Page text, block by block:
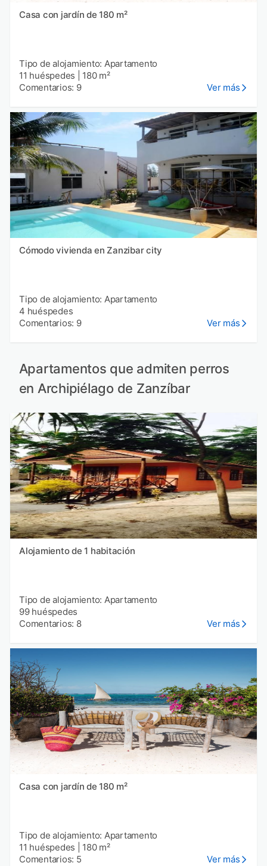
Casa con jardín de 180 m²
Tipo de alojamiento: Apartamento
11 huéspedes
180 m²
Comentarios: 9
Ver más
Cómodo vivienda en Zanzibar city
Tipo de alojamiento: Apartamento
4 huéspedes
Comentarios: 9
Ver más
Apartamentos que admiten perros
en Archipiélago de Zanzíbar
Alojamiento de 1 habitación
Tipo de alojamiento: Apartamento
99 huéspedes
Comentarios: 8
Ver más
Casa con jardín de 180 m²
Tipo de alojamiento: Apartamento
11 huéspedes
180 m²
Comentarios: 5
Ver más